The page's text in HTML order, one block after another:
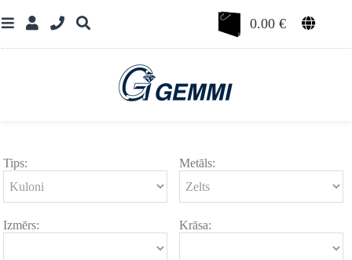
0.00€
Tips: Metāls:
Izmērs: Krāsa: